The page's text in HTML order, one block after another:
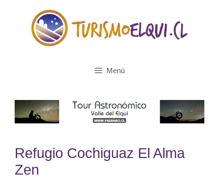
contenido
Menú
Refugio Cochiguaz El Alma
Zen